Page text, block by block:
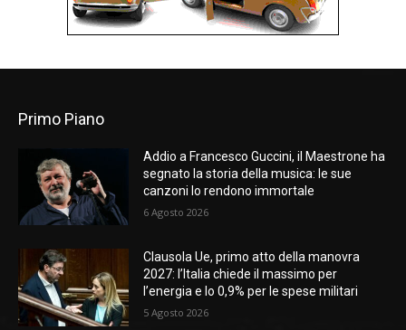
Primo Piano
Addio a Francesco Guccini, il Maestrone ha
segnato la storia della musica: le sue
canzoni lo rendono immortale
6 Agosto 2026
Clausola Ue, primo atto della manovra
2027: l’Italia chiede il massimo per
l’energia e lo 0,9% per le spese militari
5 Agosto 2026